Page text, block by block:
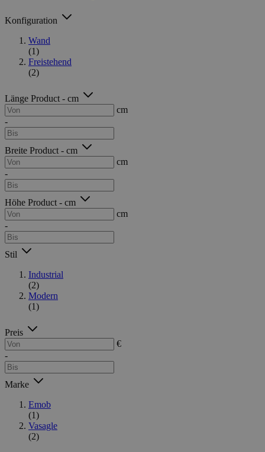
Konfiguration
Wand
(1)
Freistehend
(2)
Länge Product - cm
cm
-
Breite Product - cm
cm
-
Höhe Product - cm
cm
-
Stil
Industrial
(2)
Modern
(1)
Preis
€
-
Marke
Emob
(1)
Vasagle
(2)